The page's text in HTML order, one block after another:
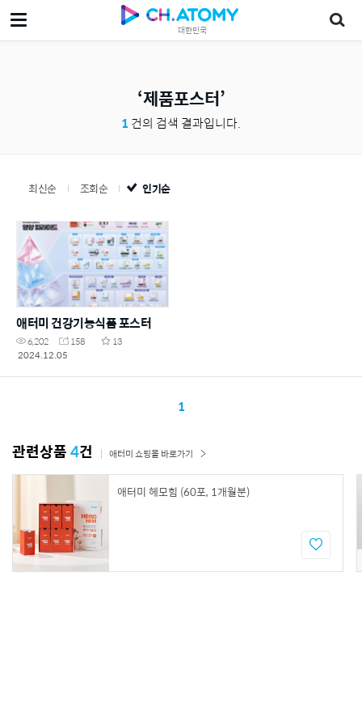
대한민국
제품포스터
1 건의 검색 결과입니다.
최신순 조회순 인기순
애터미 건강기능식품 포스터
6,202 158
13
2024.12.05
1
관련상품4건 애터미 쇼핑몰 바로가기
애터미 헤모힘 (60포, 1개월분)